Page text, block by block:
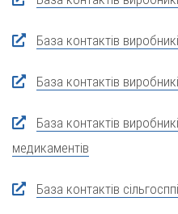
База контактів
База контактів
База контактів
медикаментів
База контактів